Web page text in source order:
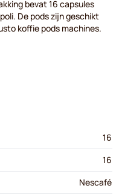
bevat 16 capsules
De pods zijn geschikt
koffie pods machines.
16
16
Nescafé